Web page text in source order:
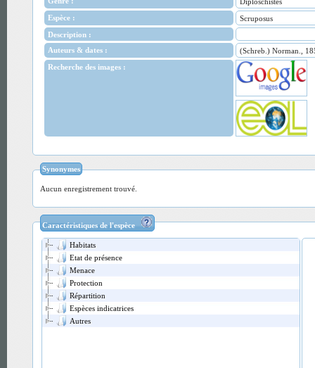
Espèce :
Scruposus
Description :
Auteurs & dates :
(Schreb.) Norman.,
Recherche des images :
Synonymes
Aucun enregistrement trouvé.
Caractéristiques de l'espèce
Habitats
Etat de présence
Menace
Protection
Répartition
Espèces indicatrices
Autres